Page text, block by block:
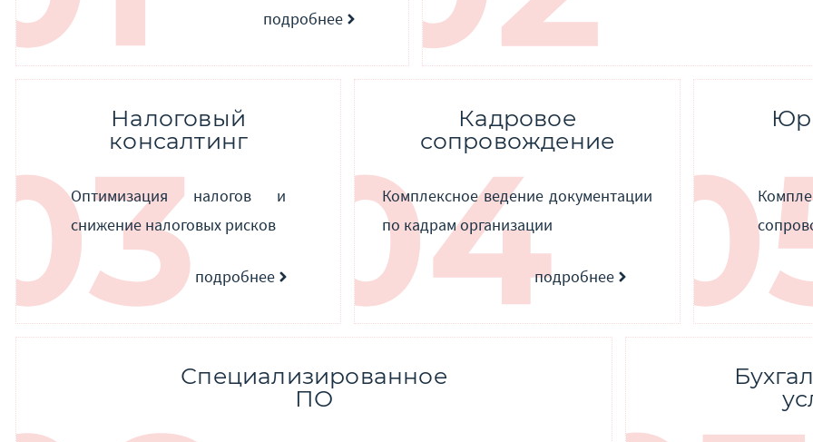
подробнее
Налоговый
консалтинг
Оптимизация налогов и
снижение налоговых рисков
подробнее
Кадровое
сопровождение
Комплексное ведение документации
по кадрам организации
подробнее
Специализированное
ПО